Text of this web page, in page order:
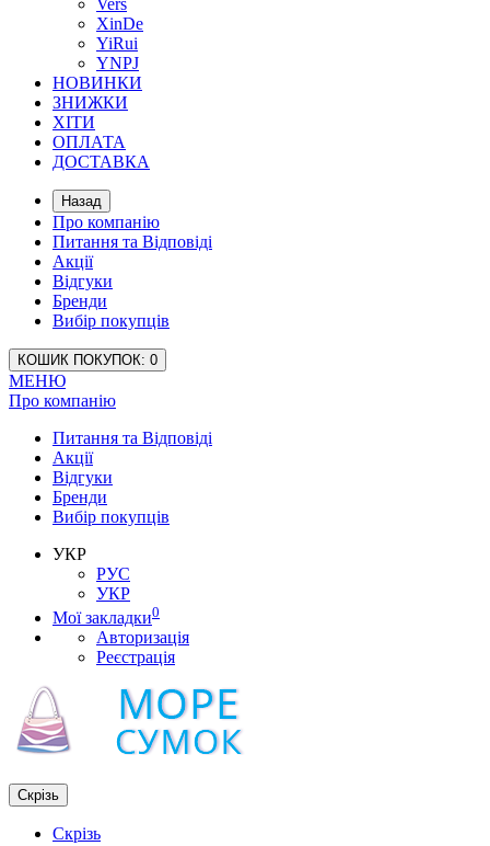
Vers
XinDe
YiRui
YNPJ
НОВИНКИ
ЗНИЖКИ
ХІТИ
ОПЛАТА
ДОСТАВКА
Назад
Про компанію
Питання та Відповіді
Акції
Відгуки
Бренди
Вибір покупців
КОШИК ПОКУПОК: 0
МЕНЮ
Про компанію
Питання та Відповіді
Акції
Відгуки
Бренди
Вибір покупців
УКР
РУС
УКР
Мої закладки0
Авторизація
Реєстрація
Скрізь
Скрізь